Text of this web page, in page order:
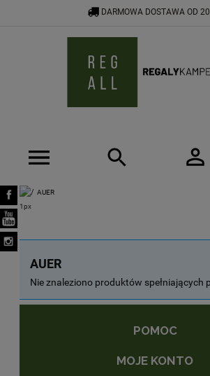
AUER
DARMOWA DOSTAWA OD
AUER
Nie znaleziono produktów spełniających
POMOC
MOJE KONTO